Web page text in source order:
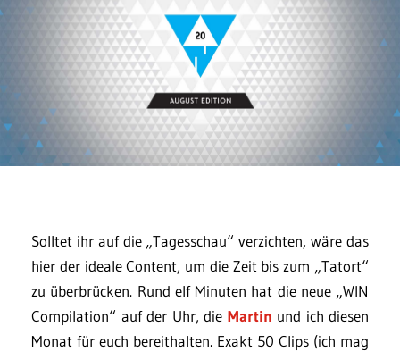
Solltet ihr auf die „Tagesschau“ verzichten, wäre das
hier der ideale Content, um die Zeit bis zum „Tatort“
zu überbrücken. Rund elf Minuten hat die neue „WIN
Compilation“ auf der Uhr, die Martin und ich diesen
Monat für euch bereithalten. Exakt 50 Clips (ich mag